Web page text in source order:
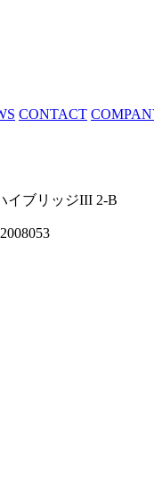
CONTACT
イブリッジIII 2-B